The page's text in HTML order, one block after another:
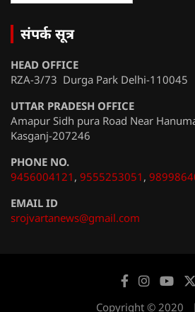
संपर्क सूत्र
HEAD OFFICE
RZA-3/73 Durga Park Delhi-110045
UTTAR PRADESH OFFICE
Amapur Sidh pura Road Near
Kasganj-207246
PHONE NO.
9456004121 , 9555253051 ,
EMAIL ID
srojvartanews@gmail.com
Copyright © 2020